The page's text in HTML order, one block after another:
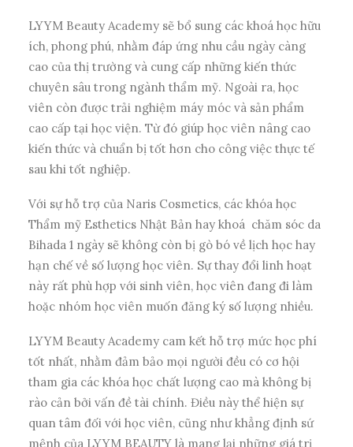
LYYM Beauty Academy sẽ bổ sung các khoá học hữu
ích, phong phú, nhằm đáp ứng nhu cầu ngày càng
cao của thị trường và cung cấp những kiến thức
chuyên sâu trong ngành thẩm mỹ. Ngoài ra, học
viên còn được trải nghiệm máy móc và sản phẩm
cao cấp tại học viện. Từ đó giúp học viên nâng cao
kiến thức và chuẩn bị tốt hơn cho công việc thực tế
sau khi tốt nghiệp.
Với sự hỗ trợ của Naris Cosmetics, các khóa học
Thẩm mỹ Esthetics Nhật Bản hay khoá chăm sóc da
Bihada 1 ngày sẽ không còn bị gò bó về lịch học hay
hạn chế về số lượng học viên. Sự thay đổi linh hoạt
này rất phù hợp với sinh viên, học viên đang đi làm
hoặc nhóm học viên muốn đăng ký số lượng nhiều.
LYYM Beauty Academy cam kết hỗ trợ mức học phí
tốt nhất, nhằm đảm bảo mọi người đều có cơ hội
tham gia các khóa học chất lượng cao mà không bị
rào cản bởi vấn đề tài chính. Điều này thể hiện sự
quan tâm đối với học viên, cũng như khẳng định sứ
mệnh của LYYM BEAUTY là mang lại những giá trị